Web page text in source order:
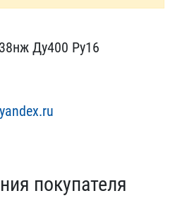
​Ду400 Ру16
покупателя